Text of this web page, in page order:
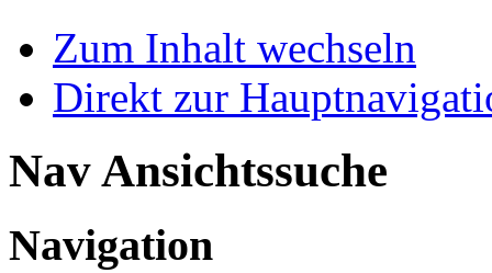
Zum Inhalt wechseln
Direkt zur
Nav Ansichtssuche
Navigation